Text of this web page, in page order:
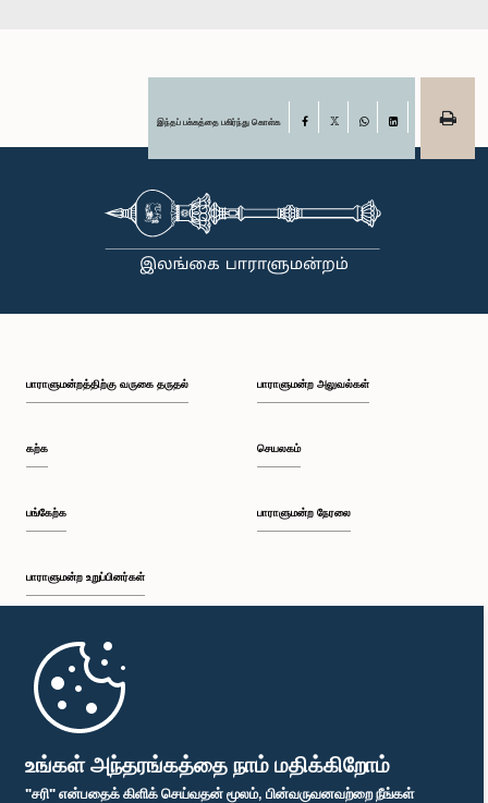
உங்கள் அந்தரங்கத்தை நாம் மதிக்கிறோம்
"சரி" என்பதைக் கிளிக் செய்வதன் மூலம், பின்வருவனவற்றை நீங்கள்
இந்தப் பக்கத்தை பகிர்ந்து கொள்க Facebook
பாராளுமன்றத்திற்கு வருகை தருதல்
கற்க
பங்கேற்க
பாராளுமன்ற உறுப்பினர்கள்
முதற்பக்கம்
பாராளுமன்ற அலுவல்கள்
செயலகம்
பாராளுமன்ற நேரலை
பாராளுமன்ற கையடக்க செயலி